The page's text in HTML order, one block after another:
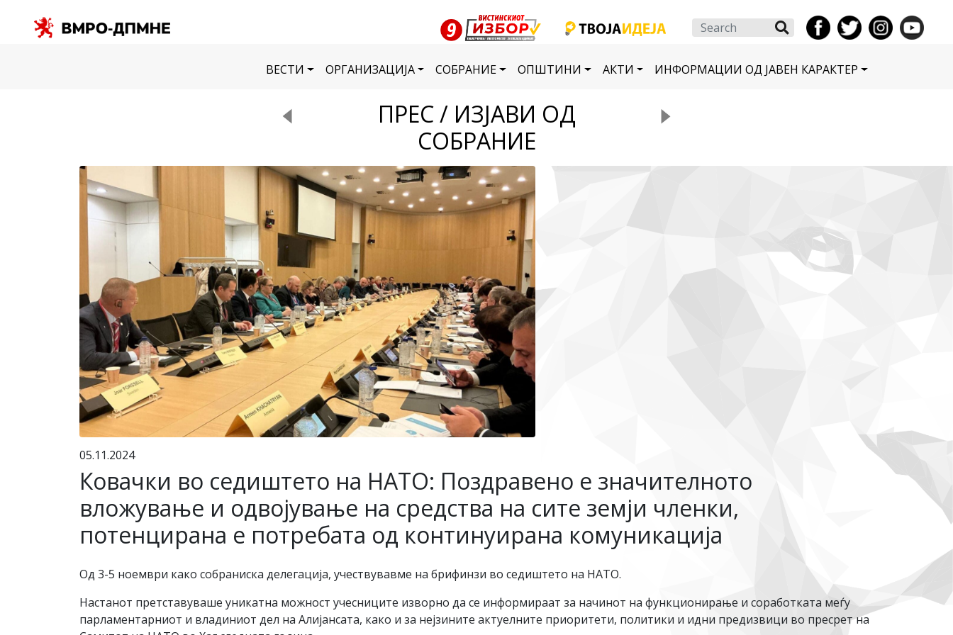
Search
ВЕСТИ ОРГАНИЗАЦИЈА СОБРАНИЕ ОПШТИНИ АКТИ ИНФОРМАЦИИ ОД ЈАВЕН КАРАКТЕР
ПРЕС / ИЗЈАВИ ОД
СОБРАНИЕ
05.11.2024
Ковачки во седиштето на НАТО: Поздравено е значителното
вложување и одвојување на средства на сите земји членки,
потенцирана е потребата од континуирана комуникација
Од 3-5 ноември како собраниска делегација, учествувавме на брифинзи во седиштето на НАТО.
Настанот претставуваше уникатна можност учесниците изворно да се информираат за начинот на функционирање и соработката меѓу
парламентарниот и владиниот дел на Алијансата, како и за нејзините актуелните приоритети, политики и идни предизвици во пресрет на